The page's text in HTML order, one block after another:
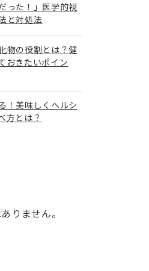
った！」医学的視
と対処法
物の役割とは？健
おきたいポイン
！美味しくヘルシ
方とは？
りません。